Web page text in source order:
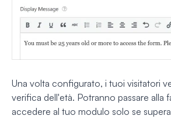
Una volta configurato, i tuoi visitatori
verifica dell'età. Potranno passare alla
accedere al tuo modulo solo se